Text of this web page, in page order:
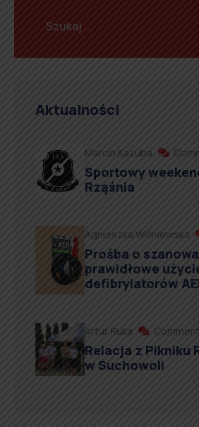
Aktualności
Marcin Kazuba
Sportowy
Rząśnia
Agnieszka Wiśniewska
Prośba o
prawidłowe
defibrylatorów
Artur Ruka
Relacja z Pikniku
w Suchowoli